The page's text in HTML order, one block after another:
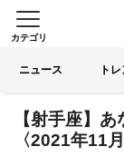
カテゴリ
る
ニュース ト
【射手座】
〈2021年11